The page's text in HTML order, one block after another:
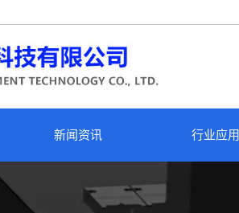
新闻资讯 行业应用